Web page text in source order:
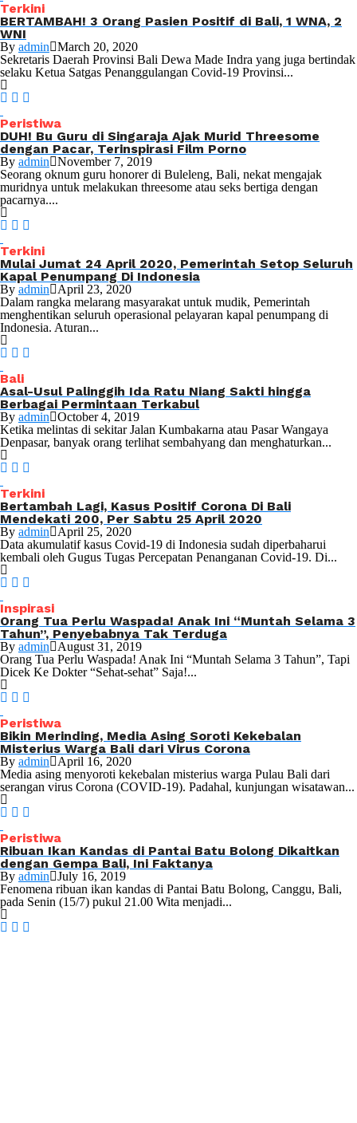
Terkini
BERTAMBAH! 3 Orang Pasien Positif di Bali, 1 WNA, 2
WNI
By admin
March 20, 2020
Sekretaris Daerah Provinsi Bali Dewa Made Indra yang juga bertindak
selaku Ketua Satgas Penanggulangan Covid-19 Provinsi...
Peristiwa
DUH! Bu Guru di Singaraja Ajak Murid Threesome
dengan Pacar, Terinspirasi Film Porno
By admin
November 7, 2019
Seorang oknum guru honorer di Buleleng, Bali, nekat mengajak
muridnya untuk melakukan threesome atau seks bertiga dengan
pacarnya....
Terkini
Mulai Jumat 24 April 2020, Pemerintah Setop Seluruh
Kapal Penumpang Di Indonesia
By admin
April 23, 2020
Dalam rangka melarang masyarakat untuk mudik, Pemerintah
menghentikan seluruh operasional pelayaran kapal penumpang di
Indonesia. Aturan...
Bali
Asal-Usul Palinggih Ida Ratu Niang Sakti hingga
Berbagai Permintaan Terkabul
By admin
October 4, 2019
Ketika melintas di sekitar Jalan Kumbakarna atau Pasar Wangaya
Denpasar, banyak orang terlihat sembahyang dan menghaturkan...
Terkini
Bertambah Lagi, Kasus Positif Corona Di Bali
Mendekati 200, Per Sabtu 25 April 2020
By admin
April 25, 2020
Data akumulatif kasus Covid-19 di Indonesia sudah diperbaharui
kembali oleh Gugus Tugas Percepatan Penanganan Covid-19. Di...
Inspirasi
Orang Tua Perlu Waspada! Anak Ini “Muntah Selama 3
Tahun”, Penyebabnya Tak Terduga
By admin
August 31, 2019
Orang Tua Perlu Waspada! Anak Ini “Muntah Selama 3 Tahun”, Tapi
Dicek Ke Dokter “Sehat-sehat” Saja!...
Peristiwa
Bikin Merinding, Media Asing Soroti Kekebalan
Misterius Warga Bali dari Virus Corona
By admin
April 16, 2020
Media asing menyoroti kekebalan misterius warga Pulau Bali dari
serangan virus Corona (COVID-19). Padahal, kunjungan wisatawan...
Peristiwa
Ribuan Ikan Kandas di Pantai Batu Bolong Dikaitkan
dengan Gempa Bali, Ini Faktanya
By admin
July 16, 2019
Fenomena ribuan ikan kandas di Pantai Batu Bolong, Canggu, Bali,
pada Senin (15/7) pukul 21.00 Wita menjadi...